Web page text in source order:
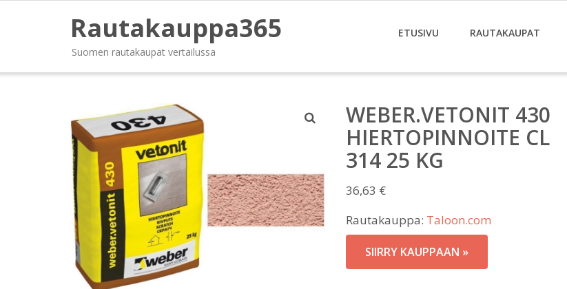
Rautakauppa365
Suomen rautakaupat vertailussa
ETUSIVU RAUTAKAUPAT
WEBER.VETONIT 430
HIERTOPINNOITE CL
314 25 KG
36,63 €
Rautakauppa: Taloon.com
SIIRRY KAUPPAAN »